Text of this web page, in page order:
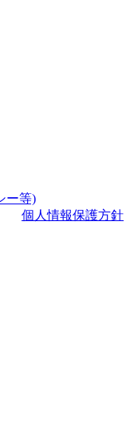
ー等)
個人情報保護方針